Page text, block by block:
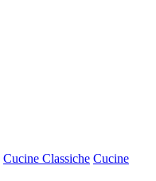
Cucine Classiche Cucine